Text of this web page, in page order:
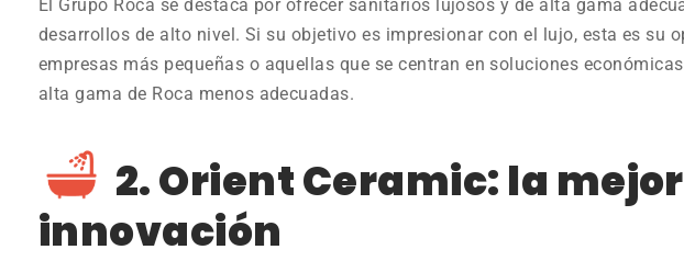
El Grupo Roca se destaca por ofrecer sanitarios lujosos y de alta gama
desarrollos de alto nivel. Si su objetivo es impresionar con el lujo, esta es su
empresas más pequeñas o aquellas que se centran en soluciones
alta gama de Roca menos adecuadas.
2. Orient Ceramic: la
innovación